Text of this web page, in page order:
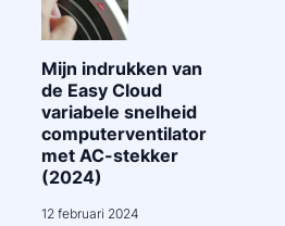
Mijn indrukken van
de Easy Cloud
variabele snelheid
computerventilator
met AC-stekker
(2024)
12 februari 2024